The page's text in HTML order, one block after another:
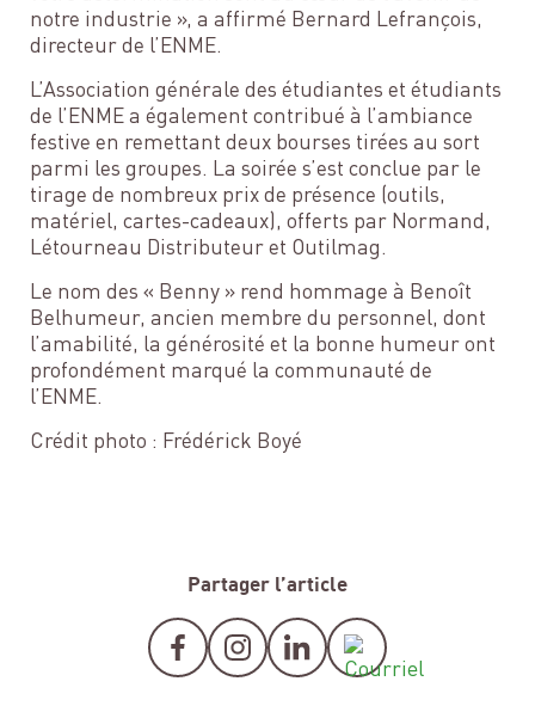
notre industrie », a affirmé Bernard Lefrançois,
directeur de l’ENME.
L’Association générale des étudiantes et étudiants
de l’ENME a également contribué à l’ambiance
festive en remettant deux bourses tirées au sort
parmi les groupes. La soirée s’est conclue par le
tirage de nombreux prix de présence (outils,
matériel, cartes-cadeaux), offerts par Normand,
Létourneau Distributeur et Outilmag.
Le nom des « Benny » rend hommage à Benoît
Belhumeur, ancien membre du personnel, dont
l’amabilité, la générosité et la bonne humeur ont
profondément marqué la communauté de
l’ENME.
Crédit photo : Frédérick Boyé
Partager l’article